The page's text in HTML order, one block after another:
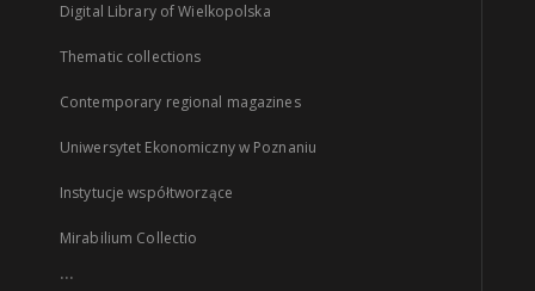
Digital Library of Wielkopolska
Thematic collections
Contemporary regional magazines
Uniwersytet Ekonomiczny w Poznaniu
Instytucje współtworzące
Mirabilium Collectio
...